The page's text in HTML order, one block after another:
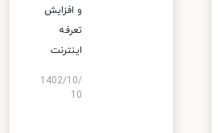
و افزایش
تعرفه
اینترنت
1402/10/
10